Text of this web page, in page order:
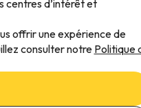
centres d’intérêt et
offrir une expérience de
consulter notre Politique